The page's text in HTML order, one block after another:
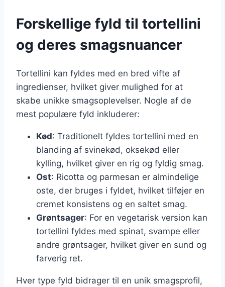
Forskellige fyld til tortellini
og deres smagsnuancer
Tortellini kan fyldes med en bred vifte af
ingredienser, hvilket giver mulighed for at
skabe unikke smagsoplevelser. Nogle af de
mest populære fyld inkluderer:
Kød: Traditionelt fyldes tortellini med en
blanding af svinekød, oksekød eller
kylling, hvilket giver en rig og fyldig smag.
Ost: Ricotta og parmesan er almindelige
oste, der bruges i fyldet, hvilket tilføjer en
cremet konsistens og en saltet smag.
Grøntsager: For en vegetarisk version kan
tortellini fyldes med spinat, svampe eller
andre grøntsager, hvilket giver en sund og
farverig ret.
Hver type fyld bidrager til en unik smagsprofil,